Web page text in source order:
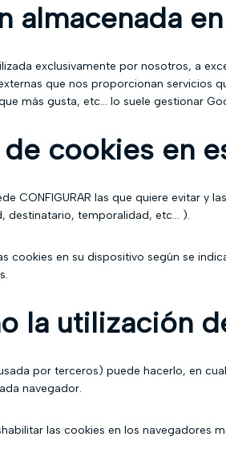
almacenada
exclusivamente por nosotros, a
que nos proporcionan servicios
más gusta, etc... lo suele gestionar
cookies en
CONFIGURAR las que quiere evitar y
destinatario, temporalidad, etc... ).
en su dispositivo según se
la utilización
por terceros) puede hacerlo, en
navegador.
las cookies en los navegadores